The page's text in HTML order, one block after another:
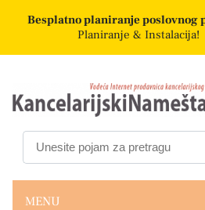
Besplatno planiranje poslovnog
Planiranje & Instalacija!
MENU